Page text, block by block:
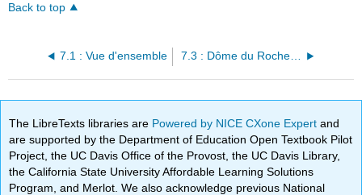
Back to top
7.1 : Vue d'ensemble 7.3 : Dôme du Rocher de Jérusalem (691 CE)
The LibreTexts libraries are Powered by NICE CXone Expertand
are supported by the Department of Education Open Textbook Pilot
Project, the UC Davis Office of the Provost, the UC Davis Library,
the California State University Affordable Learning Solutions
Program, and Merlot. We also acknowledge previous National